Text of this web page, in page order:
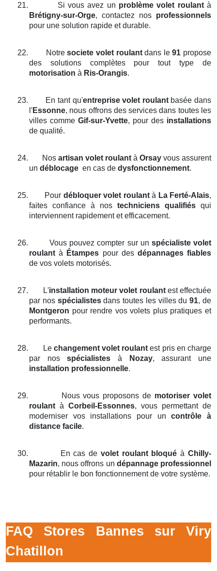
21. Si vous avez un problème volet roulantà
Brétigny-sur-Orge, contactez nos professionnels
pour une solution rapide et durable.
22. Notresociete volet roulantdans le91 propose
des solutions complètes pour tout type de
motorisation à Ris-Orangis.
23. En tant qu'entreprise volet roulantbasée dans
l'Essonne, nous offrons des services dans toutes les
villes comme Gif-sur-Yvette, pour des installations
de qualité.
24. Nos artisan volet roulantà Orsayvous assurent
un déblocage en cas de dysfonctionnement.
25. Pour débloquer volet roulantà La Ferté-Alais,
faites confiance à nos techniciens qualifiés qui
interviennent rapidement et efficacement.
26. Vous pouvez compter sur un spécialiste volet
roulant à Étampes pour des dépannages fiables
de vos volets motorisés.
27. L'installation moteur volet roulantest effectuée
par nos spécialistesdans toutes les villes du91, de
Montgeron pour rendre vos volets plus pratiques et
performants.
28. Le changement volet roulant est pris en charge
par nosspécialistes à Nozay, assurant une
installation professionnelle.
29. Nous vous proposons de motoriser volet
roulant à Corbeil-Essonnes, vous permettant de
moderniser vos installations pour uncontrôle à
distance facile.
30. En cas de volet roulant bloqué àChilly-
Mazarin, nous offrons un dépannage professionnel
pour rétablir le bon fonctionnement de votre système.
FAQ Stores Bannes sur Viry
Chatillon